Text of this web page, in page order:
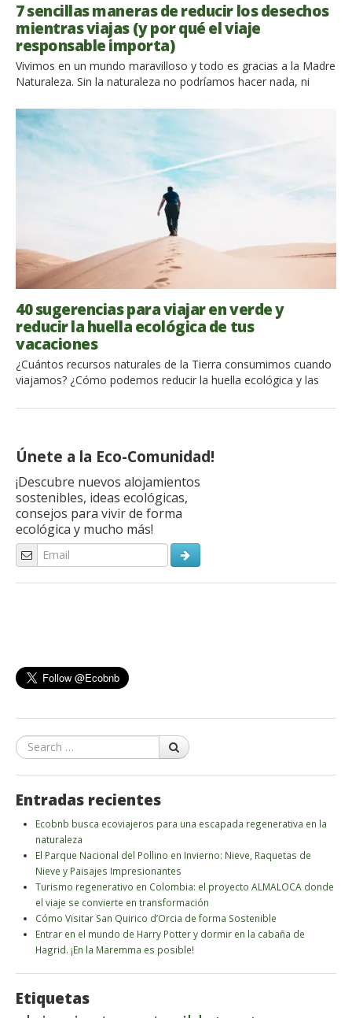
Únete a la Eco-Comunidad!
¡Descubre nuevos alojamientos
sostenibles, ideas ecológicas,
consejos para vivir de forma
ecológica y mucho más!
Search
Entradas recientes
Ecobnb busca ecoviajeros para una escapada regenerativa en la
naturaleza
El Parque Nacional del Pollino en Invierno: Nieve, Raquetas de
Nieve y Paisajes Impresionantes
Turismo regenerativo en Colombia: el proyecto ALMALOCA donde
el viaje se convierte en transformación
Cómo Visitar San Quirico d’Orcia de forma Sostenible
Entrar en el mundo de Harry Potter y dormir en la cabaña de
Hagrid. ¡En la Maremma es posible!
Etiquetas
7 sencillas maneras de reducir los desechos
mientras viajas (y por qué el viaje
responsable importa)
Vivimos en un mundo maravilloso y todo es gracias a la Madre
Naturaleza. Sin la naturaleza no podríamos hacer nada, ni
día. Desafortunadamente, nosotros, los humanos, no
sabemos cómo apreciarlo de forma adecuada. La
contaminación, los desechos plásticos y las toxinas están
matando a la madre naturaleza lentamente, mientras que
todo lo que ella hace […]
40 sugerencias para viajar en verde y
reducir la huella ecológica de tus
vacaciones
¿Cuántos recursos naturales de la Tierra consumimos cuando
viajamos? ¿Cómo podemos reducir la huella ecológica y las
reglas simples para viajar de forma más sostenible! La huella
incluyendo los viajes. La […]